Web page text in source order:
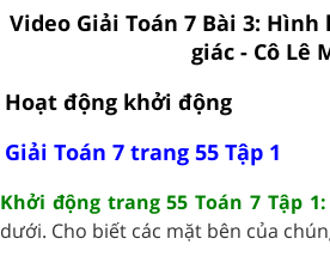
Video Giải Toán 7 Bài 3:
giác - Cô Lê
Hoạt động khởi động
Giải Toán 7 trang 55 Tập 1
Khởi động trang 55 Toán 7 Tập 1:
dưới. Cho biết các mặt bên của